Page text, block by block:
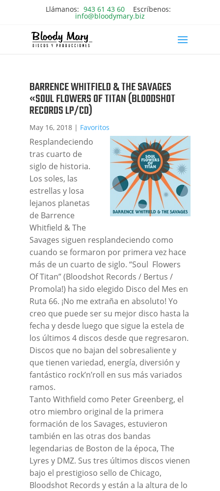
Llámanos: 943 61 43 60 Escríbenos:
info@bloodymary.biz
BARRENCE WHITFIELD & THE SAVAGES
«SOUL FLOWERS OF TITAN (BLOODSHOT
RECORDS LP/CD)
May 16, 2018| Favoritos
Resplandeciendo
tras cuarto de
siglo de historia.
Los soles, las
estrellas y losa
lejanos planetas
de Barrence
Whitfield & The
Savages siguen resplandeciendo como
cuando se formaron por primera vez hace
más de un cuarto de siglo. “Soul Flowers
Of Titan” (Bloodshot Records / Bertus /
Promola!) ha sido elegido Disco del Mes en
Ruta 66. ¡No me extraña en absoluto! Yo
creo que puede ser su mejor disco hasta la
fecha y desde luego que sigue la estela de
los últimos 4 discos desde que regresaron.
Discos que no bajan del sobresaliente y
que tienen variedad, energía, diversión y
fantástico rock’n’roll en sus más variados
ramos.
Tanto Withfield como Peter Greenberg, el
otro miembro original de la primera
formación de los Savages, estuvieron
también en las otras dos bandas
legendarias de Boston de la época, The
Lyres y DMZ. Sus tres últimos discos vienen
bajo el prestigioso sello de Chicago,
Bloodshot Records y están a la altura de lo